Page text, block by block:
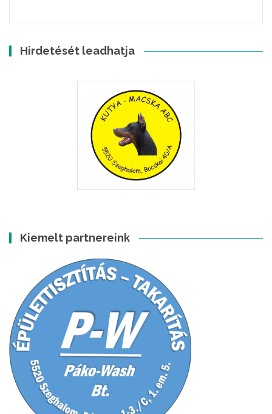
Hirdetését leadhatja
Kiemelt partnereink